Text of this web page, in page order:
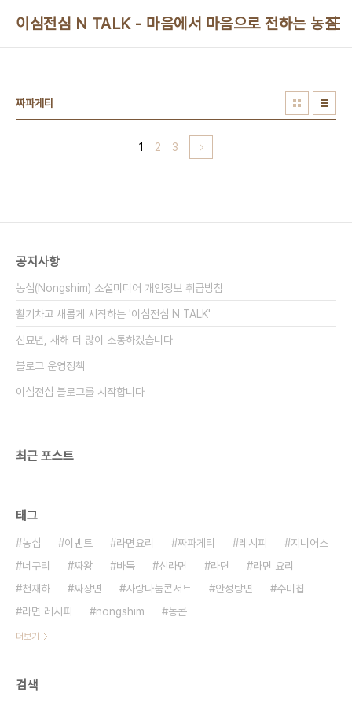
이심전심 N TALK - 마음에서 마음으로 전하는 농심
짜파게티
1 2 3
공지사항
농심(Nongshim) 소셜미디어 개인정보 취급방침
활기차고 새롭게 시작하는 '이심전심 N TALK'
신묘년, 새해 더 많이 소통하겠습니다
블로그 운영정책
이심전심 블로그를 시작합니다
최근 포스트
태그
농심 이벤트 라면요리 짜파게티 레시피
지니어스
너구리
짜왕 바둑 신라면 라면
라면 요리
천재하
짜장면 사랑나눔콘서트 안성탕면
수미칩
라면 레시피
nongshim 농콘
더보기
검색